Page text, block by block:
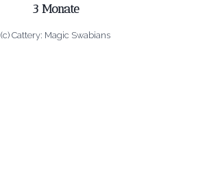
3 Monate
(c) Cattery: Magic Swabians